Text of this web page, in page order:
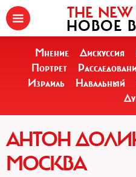
THE NEW
НОВОЕ
Мнение Дискуссия
Портрет
Израиль
Навальный
АНТОН
МОСКВА